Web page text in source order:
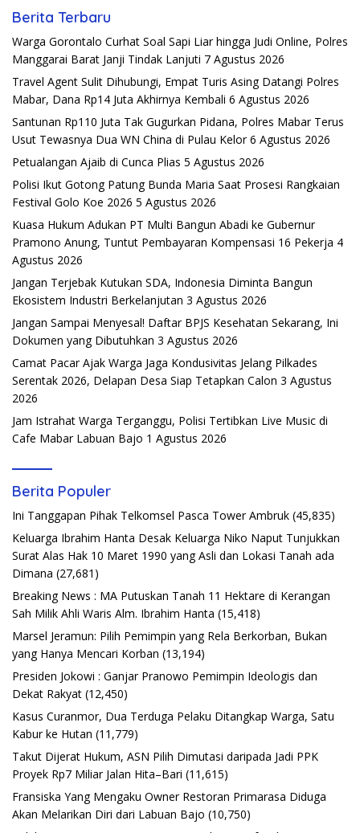
Berita Terbaru
Warga Gorontalo Curhat Soal Sapi Liar hingga Judi Online, Polres
Manggarai Barat Janji Tindak Lanjuti 7 Agustus 2026
Travel Agent Sulit Dihubungi, Empat Turis Asing Datangi Polres
Mabar, Dana Rp14 Juta Akhirnya Kembali 6 Agustus 2026
Santunan Rp110 Juta Tak Gugurkan Pidana, Polres Mabar Terus
Usut Tewasnya Dua WN China di Pulau Kelor 6 Agustus 2026
Petualangan Ajaib di Cunca Plias 5 Agustus 2026
Polisi Ikut Gotong Patung Bunda Maria Saat Prosesi Rangkaian
Festival Golo Koe 2026 5 Agustus 2026
Kuasa Hukum Adukan PT Multi Bangun Abadi ke Gubernur
Pramono Anung, Tuntut Pembayaran Kompensasi 16 Pekerja 4
Agustus 2026
Jangan Terjebak Kutukan SDA, Indonesia Diminta Bangun
Ekosistem Industri Berkelanjutan 3 Agustus 2026
Jangan Sampai Menyesal! Daftar BPJS Kesehatan Sekarang, Ini
Dokumen yang Dibutuhkan 3 Agustus 2026
Camat Pacar Ajak Warga Jaga Kondusivitas Jelang Pilkades
Serentak 2026, Delapan Desa Siap Tetapkan Calon 3 Agustus
2026
Jam Istrahat Warga Terganggu, Polisi Tertibkan Live Music di
Cafe Mabar Labuan Bajo 1 Agustus 2026
Berita Populer
Ini Tanggapan Pihak Telkomsel Pasca Tower Ambruk (45,835)
Keluarga Ibrahim Hanta Desak Keluarga Niko Naput Tunjukkan
Surat Alas Hak 10 Maret 1990 yang Asli dan Lokasi Tanah ada
Dimana (27,681)
Breaking News : MA Putuskan Tanah 11 Hektare di Kerangan
Sah Milik Ahli Waris Alm. Ibrahim Hanta (15,418)
Marsel Jeramun: Pilih Pemimpin yang Rela Berkorban, Bukan
yang Hanya Mencari Korban (13,194)
Presiden Jokowi : Ganjar Pranowo Pemimpin Ideologis dan
Dekat Rakyat (12,450)
Kasus Curanmor, Dua Terduga Pelaku Ditangkap Warga, Satu
Kabur ke Hutan (11,779)
Takut Dijerat Hukum, ASN Pilih Dimutasi daripada Jadi PPK
Proyek Rp7 Miliar Jalan Hita–Bari (11,615)
Fransiska Yang Mengaku Owner Restoran Primarasa Diduga
Akan Melarikan Diri dari Labuan Bajo (10,750)